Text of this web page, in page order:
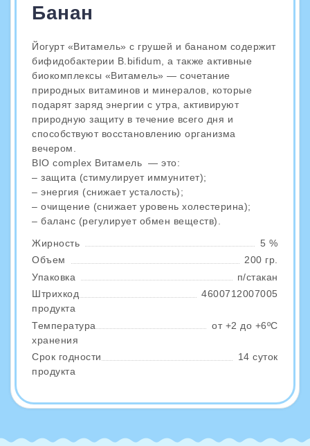
Банан
Йогурт «Витамель» с грушей и бананом содержит
бифидобактерии B.bifidum, а также активные
биокомплексы «Витамель» — сочетание
природных витаминов и минералов, которые
подарят заряд энергии с утра, активируют
природную защиту в течение всего дня и
способствуют восстановлению организма
вечером.
BIO complex Витамель — это:
– защита (стимулирует иммунитет);
– энергия (снижает усталость);
– очищение (снижает уровень холестерина);
– баланс (регулирует обмен веществ).
Жирность
5 %
Объем
200 гр.
Упаковка
п/стакан
Штрихкод
продукта
4600712007005
Температура
хранения
от +2 до +6ºС
Срок годности
продукта
14 суток